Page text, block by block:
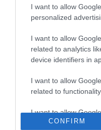
I want to allow
personalized
I want to allow
related to analytics
device identifiers in
I want to allow
related to
I want to allow
related toCONFIRM
31.07.2026
Τεχνητή Νοημοσύνη
δεν είναι απλώς μια
νέα τεχνολογία, είναι
επανάσταση»
31.07.2026
Νέος οδηγός του ΕΚΤ
για τη χρηματοδότηση
των ελληνικών
επιχειρήσεων στον
χώρο της άμυνας